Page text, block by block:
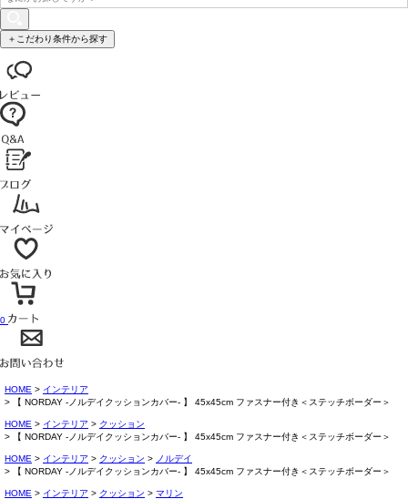
＋こだわり条件から探す
0
HOME
インテリア
【 NORDAY -ノルデイクッションカバー- 】 45x45cm ファスナー付き＜ステッチボーダー＞
HOME インテリア
クッション
【 NORDAY -ノルデイクッションカバー- 】 45x45cm ファスナー付き＜ステッチボーダー＞
HOME インテリア クッション
ノルデイ
【 NORDAY -ノルデイクッションカバー- 】 45x45cm ファスナー付き＜ステッチボーダー＞
HOME インテリア クッション
マリン